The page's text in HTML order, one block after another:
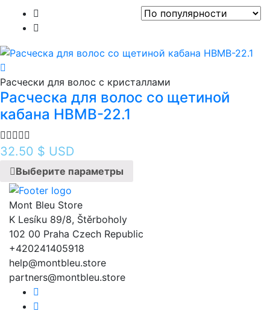
Расчески для волос с кристаллами
Расческа для волос со щетиной
кабана HBMB-22.1
32.50 $ USD
Выберите параметры
Mont Bleu Store
K Lesíku 89/8, Štěrboholy
102 00 Praha Czech Republic
+420241405918
help@montbleu.store
partners@montbleu.store